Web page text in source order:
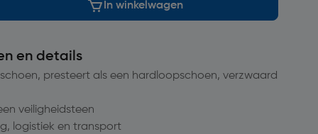
In winkelwagen
en details
presteert als een hardloopschoen, verzwaard
veiligheidsteen
logistiek en transport